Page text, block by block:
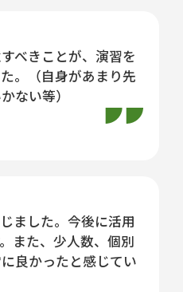
べきことが、演習を
。（自身があまり先
ない等）
ました。今後に活用
また、少人数、個別
良かったと感じてい